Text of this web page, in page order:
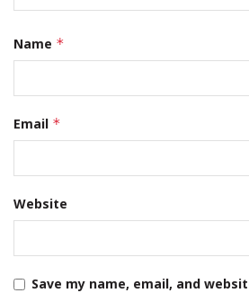
Name *
Email *
Website
Save my name, email, and